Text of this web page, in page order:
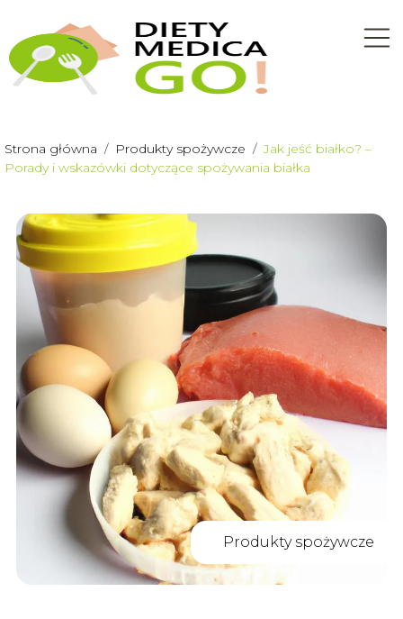
Strona główna / Produkty spożywcze /Jak jeść białko? –
Porady i wskazówki dotyczące spożywania białka
Produkty spożywcze